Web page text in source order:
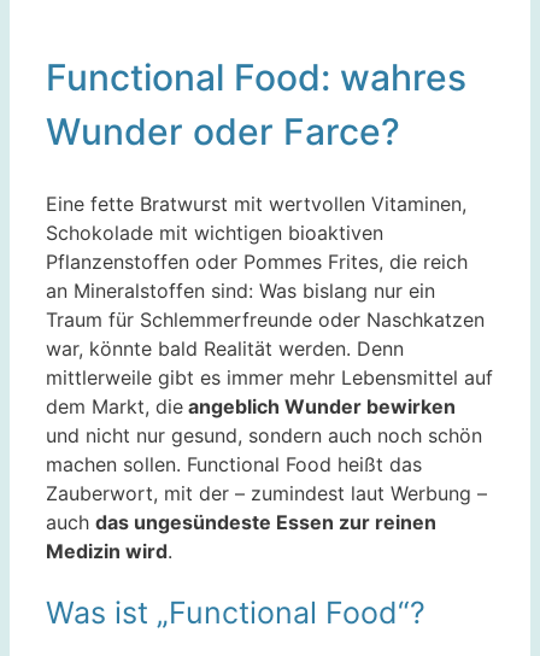
Functional Food: wahres
Wunder oder Farce?
Eine fette Bratwurst mit wertvollen Vitaminen,
Schokolade mit wichtigen bioaktiven
Pflanzenstoffen oder Pommes Frites, die reich
an Mineralstoffen sind: Was bislang nur ein
Traum für Schlemmerfreunde oder Naschkatzen
war, könnte bald Realität werden. Denn
mittlerweile gibt es immer mehr Lebensmittel auf
dem Markt, die angeblich Wunder bewirken
und nicht nur gesund, sondern auch noch schön
machen sollen. Functional Food heißt das
Zauberwort, mit der – zumindest laut Werbung –
auch das ungesündeste Essen zur reinen
Medizin wird.
Was ist „Functional Food“?